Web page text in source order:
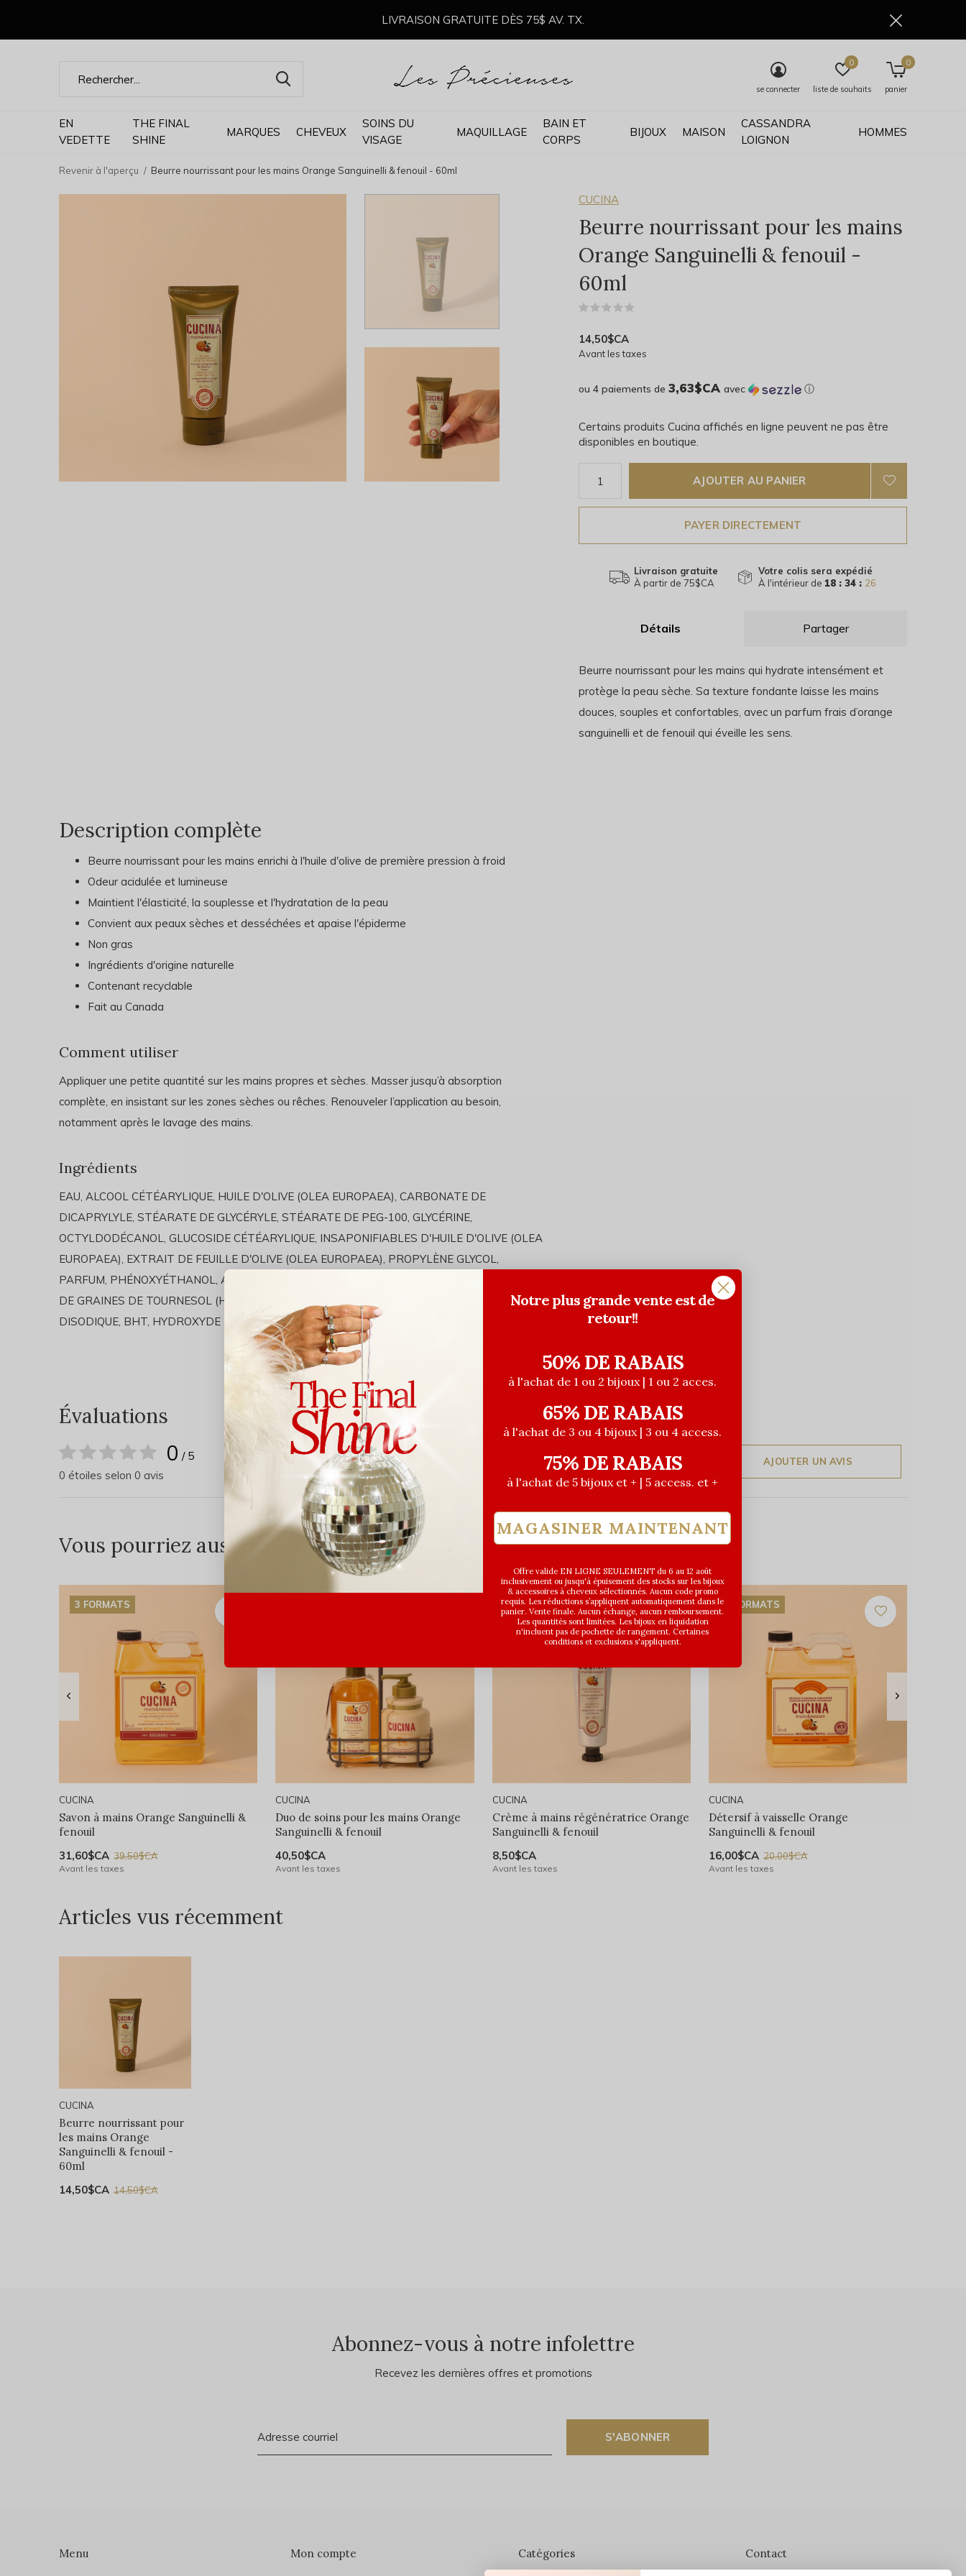
EN
VEDETTE
THE FINAL
SHINE
MARQUES CHEVEUX
SOINS DU
VISAGE
MAQUILLAGE
BAIN ET
CORPS
BIJOUX MAISON
CASSANDRA
LOIGNON
HOMMES
se connecter liste de souhaits
0
panier
0
LIVRAISON GRATUITE DÈS 75$ AV. TX.
Revenir à l'aperçu Beurre nourrissant pour les mains Orange Sanguinelli & fenouil - 60ml
CUCINA
Beurre nourrissant pour les mains
Orange Sanguinelli & fenouil -
60ml
14,50$CA
Avant les taxes
ou 4 paiements de 3,63$CA avec ⓘ
Certains produits Cucina affichés en ligne peuvent ne pas être
disponibles en boutique.
AJOUTER AU PANIER
PAYER DIRECTEMENT
Livraison gratuite
À partir de 75$CA
Votre colis sera expédié
À l'intérieur de 18 : 34 : 25
Détails Partager
Beurre nourrissant pour les mains qui hydrate intensément et
protège la peau sèche. Sa texture fondante laisse les mains
douces, souples et confortables, avec un parfum frais d’orange
sanguinelli et de fenouil qui éveille les sens.
Description complète
Beurre nourrissant pour les mains enrichi à l'huile d'olive de première pression à froid
Odeur acidulée et lumineuse
Maintient l'élasticité, la souplesse et l'hydratation de la peau
Convient aux peaux sèches et desséchées et apaise l'épiderme
Non gras
Ingrédients d'origine naturelle
Contenant recyclable
Fait au Canada
Comment utiliser
Appliquer une petite quantité sur les mains propres et sèches. Masser jusqu’à absorption
complète, en insistant sur les zones sèches ou rêches. Renouveler l’application au besoin,
notamment après le lavage des mains.
Ingrédients
EAU, ALCOOL CÉTÉARYLIQUE, HUILE D'OLIVE (OLEA EUROPAEA), CARBONATE DE
DICAPRYLYLE, STÉARATE DE GLYCÉRYLE, STÉARATE DE PEG-100, GLYCÉRINE,
OCTYLDODÉCANOL, GLUCOSIDE CÉTÉARYLIQUE, INSAPONIFIABLES D'HUILE D'OLIVE (OLEA
EUROPAEA), EXTRAIT DE FEUILLE D'OLIVE (OLEA EUROPAEA), PROPYLÈNE GLYCOL,
PARFUM, PHÉNOXYÉTHANOL, ALLANTOÏNE, COCO-GLYCÉRIDES HYDROGÉNÉS, EXTRAIT
DE GRAINES DE TOURNESOL (HELIANTHUS ANNUUSS), ÉTHYLHEXYLGLYCÉRINE, EDTA
DISODIQUE, BHT, HYDROXYDE DE SODIUM. #55-67C
Évaluations
0 / 5
0 étoiles selon 0 avis
AJOUTER UN AVIS
Vous pourriez aussi aimer...
3 FORMATS
CUCINA
Savon à mains Orange Sanguinelli &
fenouil
31,60$CA 39,50$CA
Avant les taxes
CUCINA
Duo de soins pour les mains Orange
Sanguinelli & fenouil
40,50$CA
Avant les taxes
CUCINA
Crème à mains régénératrice Orange
Sanguinelli & fenouil
8,50$CA
Avant les taxes
2 FORMATS
CUCINA
Détersif à vaisselle Orange
Sanguinelli & fenouil
16,00$CA 20,00$CA
Avant les taxes
Articles vus récemment
CUCINA
Beurre nourrissant pour
les mains Orange
Sanguinelli & fenouil -
60ml
14,50$CA 14,50$CA
Abonnez-vous à notre infolettre
Recevez les dernières offres et promotions
S'ABONNER
Menu Mon compte Catégories Contact
Notre plus grande vente est de
retour!!
50% DE RABAIS
à l'achat de 1 ou 2 bijoux | 1 ou 2 acces.
65% DE RABAIS
à l'achat de 3 ou 4 bijoux | 3 ou 4 access.
75% DE RABAIS
à l'achat de 5 bijoux et + | 5 access. et +
MAGASINER MAINTENANT
Offre valide EN LIGNE SEULEMENT du 6 au 12 août
inclusivement ou jusqu'à épuisement des stocks sur les bijoux
& accessoires à cheveux sélectionnés. Aucun code promo
requis. Les réductions s’appliquent automatiquement dans le
panier. Vente finale. Aucun échange, aucun remboursement.
Les quantités sont limitées. Les bijoux en liquidation
n'incluent pas de pochette de rangement. Certaines
conditions et exclusions s'appliquent.